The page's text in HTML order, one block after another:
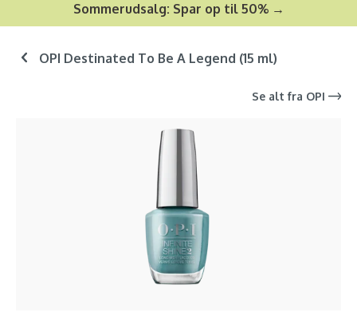
Sommerudsalg: Spar op til 50% →
OPI Destinated To Be A Legend (15 ml)
Se alt fra OPI